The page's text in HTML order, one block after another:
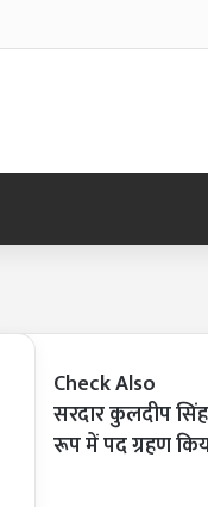
Check Also
Close
सरदार कुलदीप
रूप में पद ग्रहण